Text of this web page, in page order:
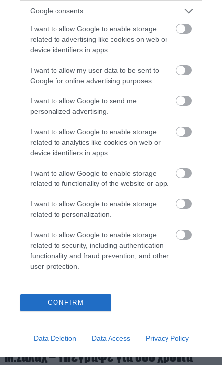
Google consents
I want to allow Google to enable storage
related to advertising like cookies on web or
device identifiers in apps.
I want to allow my user data to be sent to
Google for online advertising purposes.
I want to allow Google to send me
personalized advertising.
I want to allow Google to enable storage
related to analytics like cookies on web or
device identifiers in apps.
I want to allow Google to enable storage
related to functionality of the website or app.
I want to allow Google to enable storage
related to personalization.
I want to allow Google to enable storage
related to security, including authentication
functionality and fraud prevention, and other
user protection.
CONFIRM
Data Deletion Data Access Privacy Policy
PRONEWS.GR /ΔΙΕΘΝΕΣ ΠΟΔΟΣΦΑΙΡΟ
Ο παικταράς της Μάντσεστερ Σίτι που
«παρατάει» τη Ρεάλ και είναι έτοιμος να
υπογράψει με τη Μπαρτσελόνα
06.08.2026 | 17:34
Επίσημη η «βόμβα» της Τράμπζονσπορ με
Μ.Σαλάχ – Υπέγραψε για δύο χρόνια